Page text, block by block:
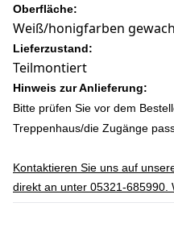
Oberfläche:
Weiß/honigfarben
Lieferzustand:
Teilmontiert
Hinweis zur Anlieferung:
Bitte prüfen Sie vor dem
Treppenhaus/die Zugänge
Kontaktieren Sie uns auf
direkt an unter 05321-685990.